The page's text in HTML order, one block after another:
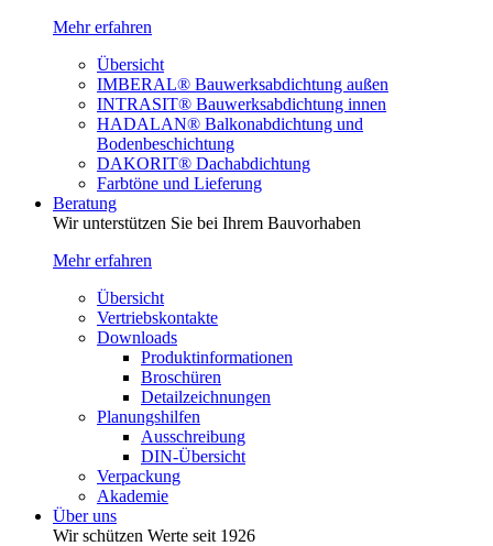
Mehr erfahren
Übersicht
IMBERAL® Bauwerksabdichtung außen
INTRASIT® Bauwerksabdichtung innen
HADALAN® Balkonabdichtung und
Bodenbeschichtung
DAKORIT® Dachabdichtung
Farbtöne und Lieferung
Beratung
Wir unterstützen Sie bei Ihrem Bauvorhaben
Mehr erfahren
Übersicht
Vertriebskontakte
Downloads
Produktinformationen
Broschüren
Detailzeichnungen
Planungshilfen
Ausschreibung
DIN-Übersicht
Verpackung
Akademie
Über uns
Wir schützen Werte seit 1926